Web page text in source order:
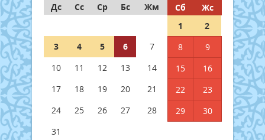
Дс
Сс Ср Бс Жм Сб
Жс
1
2
3
4 5 6 7 8
9
10
11 12 13 14 15
16
17
18 19 20 21 22
23
24
25 26 27 28 29
30
31